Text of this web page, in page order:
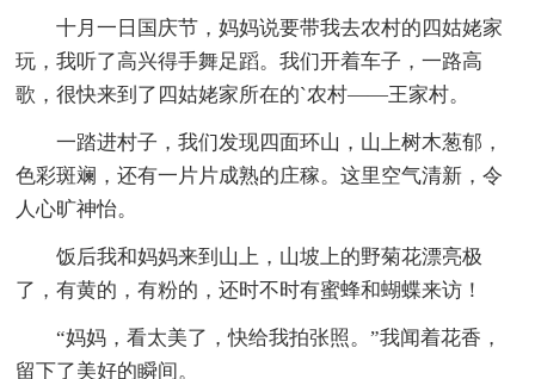
十月一日国庆节，妈妈说要带我去农村的四姑姥家
玩，我听了高兴得手舞足蹈。我们开着车子，一路高
歌，很快来到了四姑姥家所在的`农村——王家村。
一踏进村子，我们发现四面环山，山上树木葱郁，
色彩斑斓，还有一片片成熟的庄稼。这里空气清新，令
人心旷神怡。
饭后我和妈妈来到山上，山坡上的野菊花漂亮极
了，有黄的，有粉的，还时不时有蜜蜂和蝴蝶来访！
“妈妈，看太美了，快给我拍张照。”我闻着花香，
留下了美好的瞬间。